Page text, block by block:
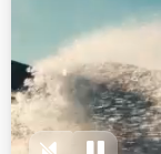
Tule brp:n